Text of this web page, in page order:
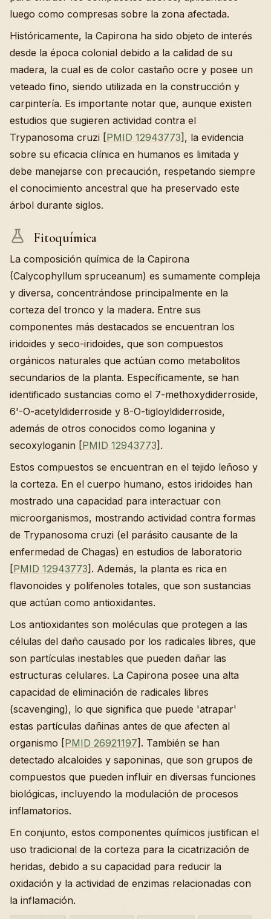
luego como compresas sobre la zona afectada.
Históricamente, la Capirona ha sido objeto de interés
desde la época colonial debido a la calidad de su
madera, la cual es de color castaño ocre y posee un
veteado fino, siendo utilizada en la construcción y
carpintería. Es importante notar que, aunque existen
estudios que sugieren actividad contra el
Trypanosoma cruzi [PMID 12943773], la evidencia
sobre su eficacia clínica en humanos es limitada y
debe manejarse con precaución, respetando siempre
el conocimiento ancestral que ha preservado este
árbol durante siglos.
Fitoquímica
La composición química de la Capirona
(Calycophyllum spruceanum) es sumamente compleja
y diversa, concentrándose principalmente en la
corteza del tronco y la madera. Entre sus
componentes más destacados se encuentran los
iridoides y seco-iridoides, que son compuestos
orgánicos naturales que actúan como metabolitos
secundarios de la planta. Específicamente, se han
identificado sustancias como el 7-methoxydiderroside,
6'-O-acetyldiderroside y 8-O-tigloyldiderroside,
además de otros conocidos como loganina y
secoxyloganin [PMID 12943773].
Estos compuestos se encuentran en el tejido leñoso y
la corteza. En el cuerpo humano, estos iridoides han
mostrado una capacidad para interactuar con
microorganismos, mostrando actividad contra formas
de Trypanosoma cruzi (el parásito causante de la
enfermedad de Chagas) en estudios de laboratorio
[PMID 12943773]. Además, la planta es rica en
flavonoides y polifenoles totales, que son sustancias
que actúan como antioxidantes.
Los antioxidantes son moléculas que protegen a las
células del daño causado por los radicales libres, que
son partículas inestables que pueden dañar las
estructuras celulares. La Capirona posee una alta
capacidad de eliminación de radicales libres
(scavenging), lo que significa que puede 'atrapar'
estas partículas dañinas antes de que afecten al
organismo [PMID 26921197]. También se han
detectado alcaloides y saponinas, que son grupos de
compuestos que pueden influir en diversas funciones
biológicas, incluyendo la modulación de procesos
inflamatorios.
En conjunto, estos componentes químicos justifican el
uso tradicional de la corteza para la cicatrización de
heridas, debido a su capacidad para reducir la
oxidación y la actividad de enzimas relacionadas con
la inflamación.